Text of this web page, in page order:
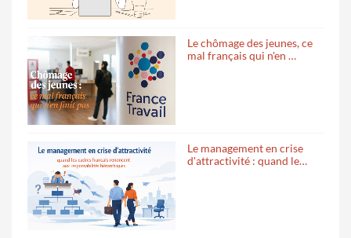
Le chômage des jeunes, ce
mal français qui n'en …
Le management en crise
d'attractivité : quand le…